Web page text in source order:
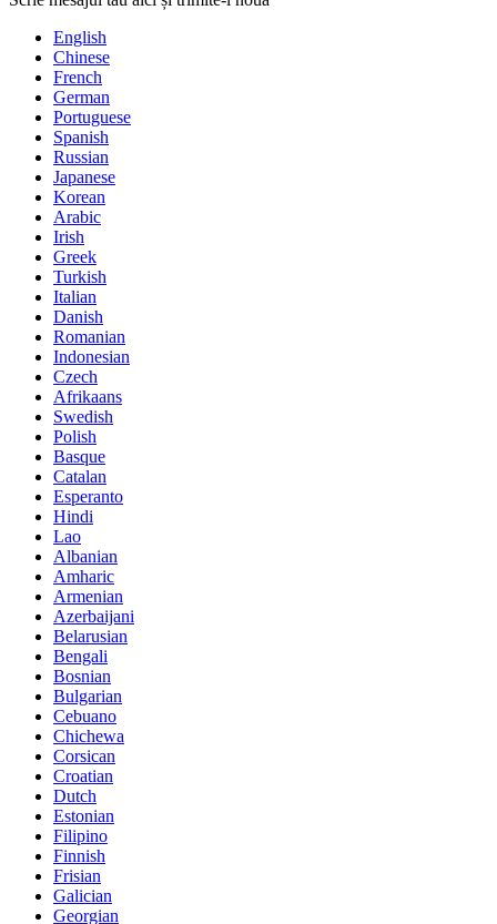
English
Chinese
French
German
Portuguese
Spanish
Russian
Japanese
Korean
Arabic
Irish
Greek
Turkish
Italian
Danish
Romanian
Indonesian
Czech
Afrikaans
Swedish
Polish
Basque
Catalan
Esperanto
Hindi
Lao
Albanian
Amharic
Armenian
Azerbaijani
Belarusian
Bengali
Bosnian
Bulgarian
Cebuano
Chichewa
Corsican
Croatian
Dutch
Estonian
Filipino
Finnish
Frisian
Galician
Georgian